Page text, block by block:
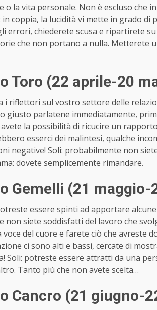
la vita personale. Non è escluso che
in coppia, la lucidità vi mette in grado di
errori, chiederete scusa e ripartirete
che non portano a nulla. Metterete
Toro (22 aprile-20
i riflettori sul vostro settore delle
giusto parlatene immediatamente,
la possibilità di ricucire un
esserci dei malintesi, qualche
negative! Soli: probabilmente non
dovete semplicemente rimandare.
Gemelli (21 maggio-
essere spinti ad apportare
non siete soddisfatti del lavoro che
del cuore e farete ciò che avreste
ci sono alti e bassi, cercate di
Soli: potreste essere attratti da una
Tanto più che non avete scelta…
Cancro (21 giugno-